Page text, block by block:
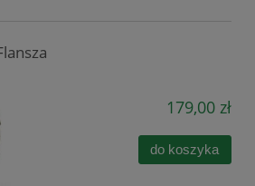
179,00 zł
do koszyka